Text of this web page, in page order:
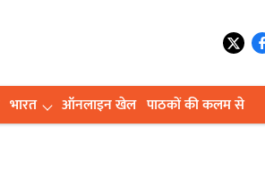
भारत ऑनलाइन खेल पाठकों की कलम से